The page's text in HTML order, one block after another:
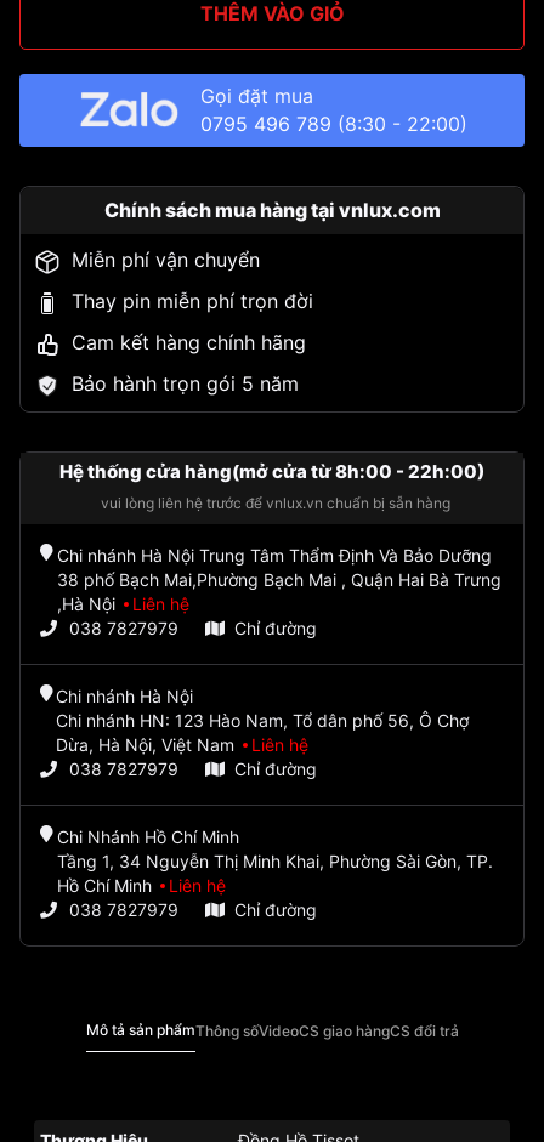
THÊM VÀO GIỎ
Gọi đặt mua
0795 496 789 (8:30 - 22:00)
Chính sách mua hàng tại vnlux.com
Miễn phí vận chuyển
Thay pin miễn phí trọn đời
Cam kết hàng chính hãng
Bảo hành trọn gói 5 năm
Hệ thống cửa hàng(mở cửa từ 8h:00 - 22h:00)
vui lòng liên hệ trước để vnlux.vn chuẩn bị sẵn hàng
Chi nhánh Hà Nội Trung Tâm Thẩm Định Và Bảo Dưỡng
38 phố Bạch Mai,Phường Bạch Mai , Quận Hai Bà Trưng
,Hà Nội
Liên hệ
038 7827979
Chỉ đường
Chi nhánh Hà Nội
Chi nhánh HN: 123 Hào Nam, Tổ dân phố 56, Ô Chợ
Dừa, Hà Nội, Việt Nam
Liên hệ
038 7827979
Chỉ đường
Chi Nhánh Hồ Chí Minh
Tầng 1, 34 Nguyễn Thị Minh Khai, Phường Sài Gòn, TP.
Hồ Chí Minh
Liên hệ
038 7827979
Chỉ đường
Mô tả sản phẩmThông sốVideoCS giao hàngCS đổi trả